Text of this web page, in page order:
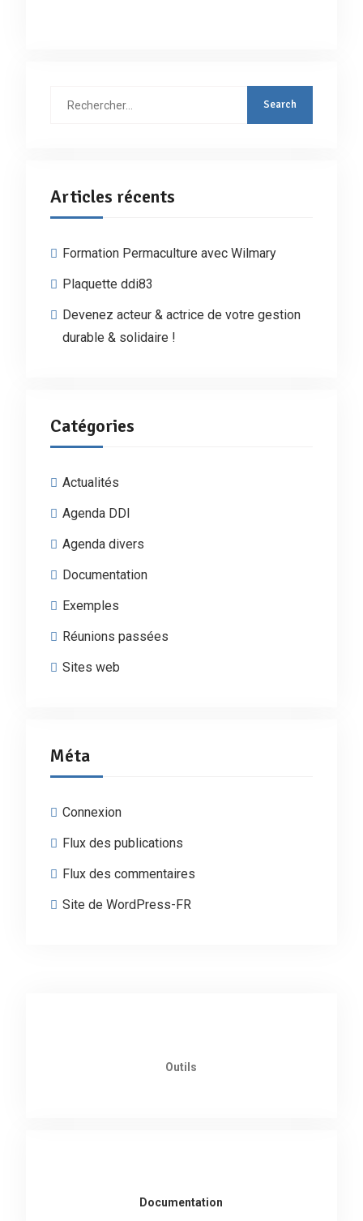
Articles récents
Formation Permaculture avec Wilmary
Plaquette ddi83
Devenez acteur & actrice de votre gestion
durable & solidaire !
Catégories
Actualités
Agenda DDI
Agenda divers
Documentation
Exemples
Réunions passées
Sites web
Méta
Connexion
Flux des publications
Flux des commentaires
Site de WordPress-FR
Outils
Documentation